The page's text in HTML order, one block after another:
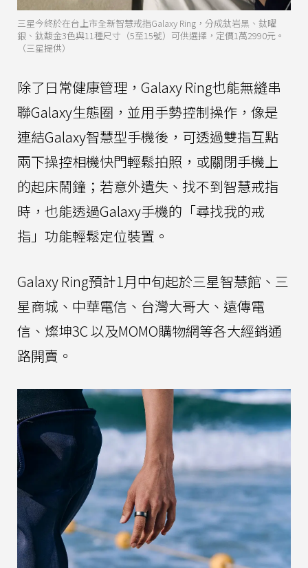
三星今終於在台上市全新智慧戒指Galaxy Ring，分成鈦岩黑、鈦曜
銀、鈦馥金3色與11種尺寸（5至15號）可供選擇，定價1萬2990元。
（三星提供）
除了日常健康管理，Galaxy Ring也能無縫串
聯Galaxy生態圈，並用手勢控制操作，像是
連結Galaxy智慧型手機後，可透過雙指互點
兩下操控相機快門輕鬆拍照，或關閉手機上
的起床鬧鐘；若意外遺失、找不到智慧戒指
時，也能透過Galaxy手機的「尋找我的戒
指」功能輕鬆定位裝置。
Galaxy Ring預計1月中旬起於三星智慧館、三
星商城、中華電信、台灣大哥大、遠傳電
信、燦坤3C 以及MOMO購物網等各大經銷通
路開賣。